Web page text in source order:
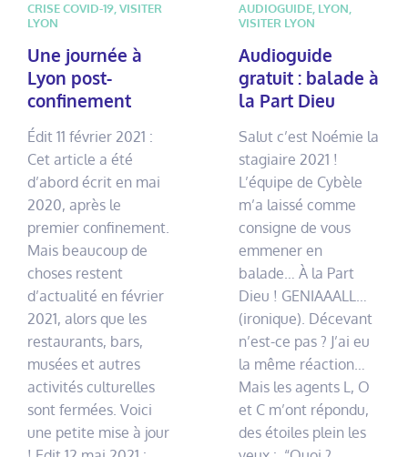
CRISE COVID-19,VISITER
LYON
Une journée à
Lyon post-
confinement
Édit 11 février 2021 :
Cet article a été
d’abord écrit en mai
2020, après le
premier confinement.
Mais beaucoup de
choses restent
d’actualité en février
2021, alors que les
restaurants, bars,
musées et autres
activités culturelles
sont fermées. Voici
une petite mise à jour
AUDIOGUIDE, LYON,
VISITER LYON
Audioguide
gratuit : balade à
la Part Dieu
Salut c’est Noémie la
stagiaire 2021 !
L’équipe de Cybèle
m’a laissé comme
consigne de vous
emmener en
balade… À la Part
Dieu ! GENIAAALL…
(ironique). Décevant
n’est-ce pas ? J’ai eu
la même réaction…
Mais les agents L, O
et C m’ont répondu,
des étoiles plein les